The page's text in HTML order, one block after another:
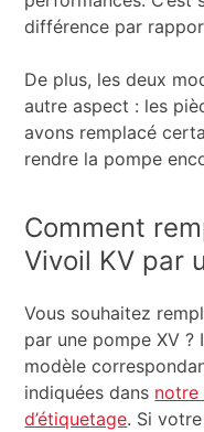
différence par
De plus, les deux
autre aspect : les
avons remplacé
rendre la pompe
Comment
Vivoil KV par
Vous souhaitez
par une pompe XV
modèle
indiquées dans notre
d’étiquetage. Si